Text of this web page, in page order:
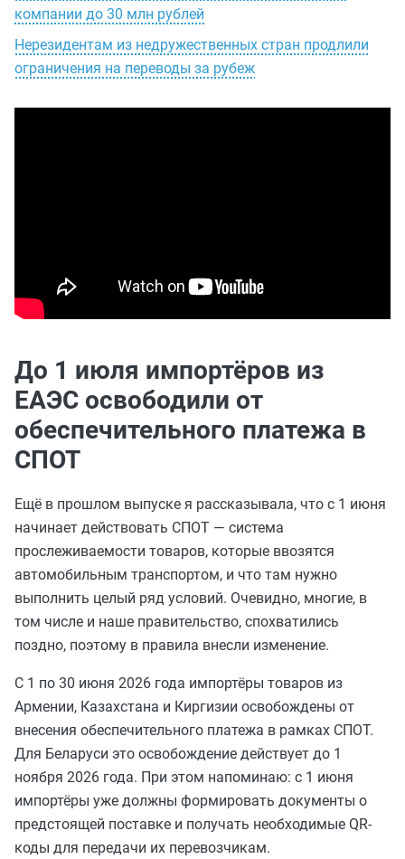
компании до 30 млн рублей
Нерезидентам из недружественных стран продлили
ограничения на переводы за рубеж
До 1 июля импортёров из
ЕАЭС освободили от
обеспечительного платежа в
СПОТ
Ещё в прошлом выпуске я рассказывала, что с 1 июня
начинает действовать СПОТ — система
прослеживаемости товаров, которые ввозятся
автомобильным транспортом, и что там нужно
выполнить целый ряд условий. Очевидно, многие, в
том числе и наше правительство, спохватились
поздно, поэтому в правила внесли изменение.
С 1 по 30 июня 2026 года импортёры товаров из
Армении, Казахстана и Киргизии освобождены от
внесения обеспечительного платежа в рамках СПОТ.
Для Беларуси это освобождение действует до 1
ноября 2026 года. При этом напоминаю: с 1 июня
импортёры уже должны формировать документы о
предстоящей поставке и получать необходимые QR-
коды для передачи их перевозчикам.